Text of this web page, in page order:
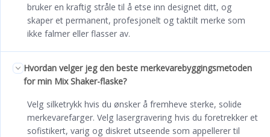
bruker en kraftig stråle til å etse inn designet ditt, og
skaper et permanent, profesjonelt og taktilt merke som
ikke falmer eller flasser av.
Hvordan velger jeg den beste merkevarebyggingsmetoden
for min Mix Shaker-flaske?
Velg silketrykk hvis du ønsker å fremheve sterke, solide
merkevarefarger. Velg lasergravering hvis du foretrekker et
sofistikert, varig og diskret utseende som appellerer til